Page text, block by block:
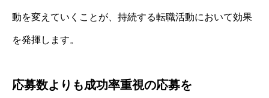
動を変えていくことが、持続する転職活動において効果
を発揮します。
応募数よりも成功率重視の応募を